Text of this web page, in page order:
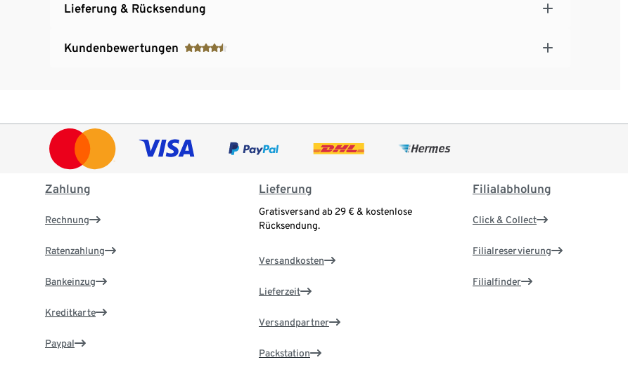
Lieferung & Rücksendung
Kundenbewertungen
Zahlung
Rechnung
Ratenzahlung
Bankeinzug
Kreditkarte
Paypal
Lieferung
Gratisversand ab 29 € & kostenlose
Rücksendung.
Versandkosten
Lieferzeit
Versandpartner
Packstation
Filialabholung
Click & Collect
Filialreservierung
Filialfinder